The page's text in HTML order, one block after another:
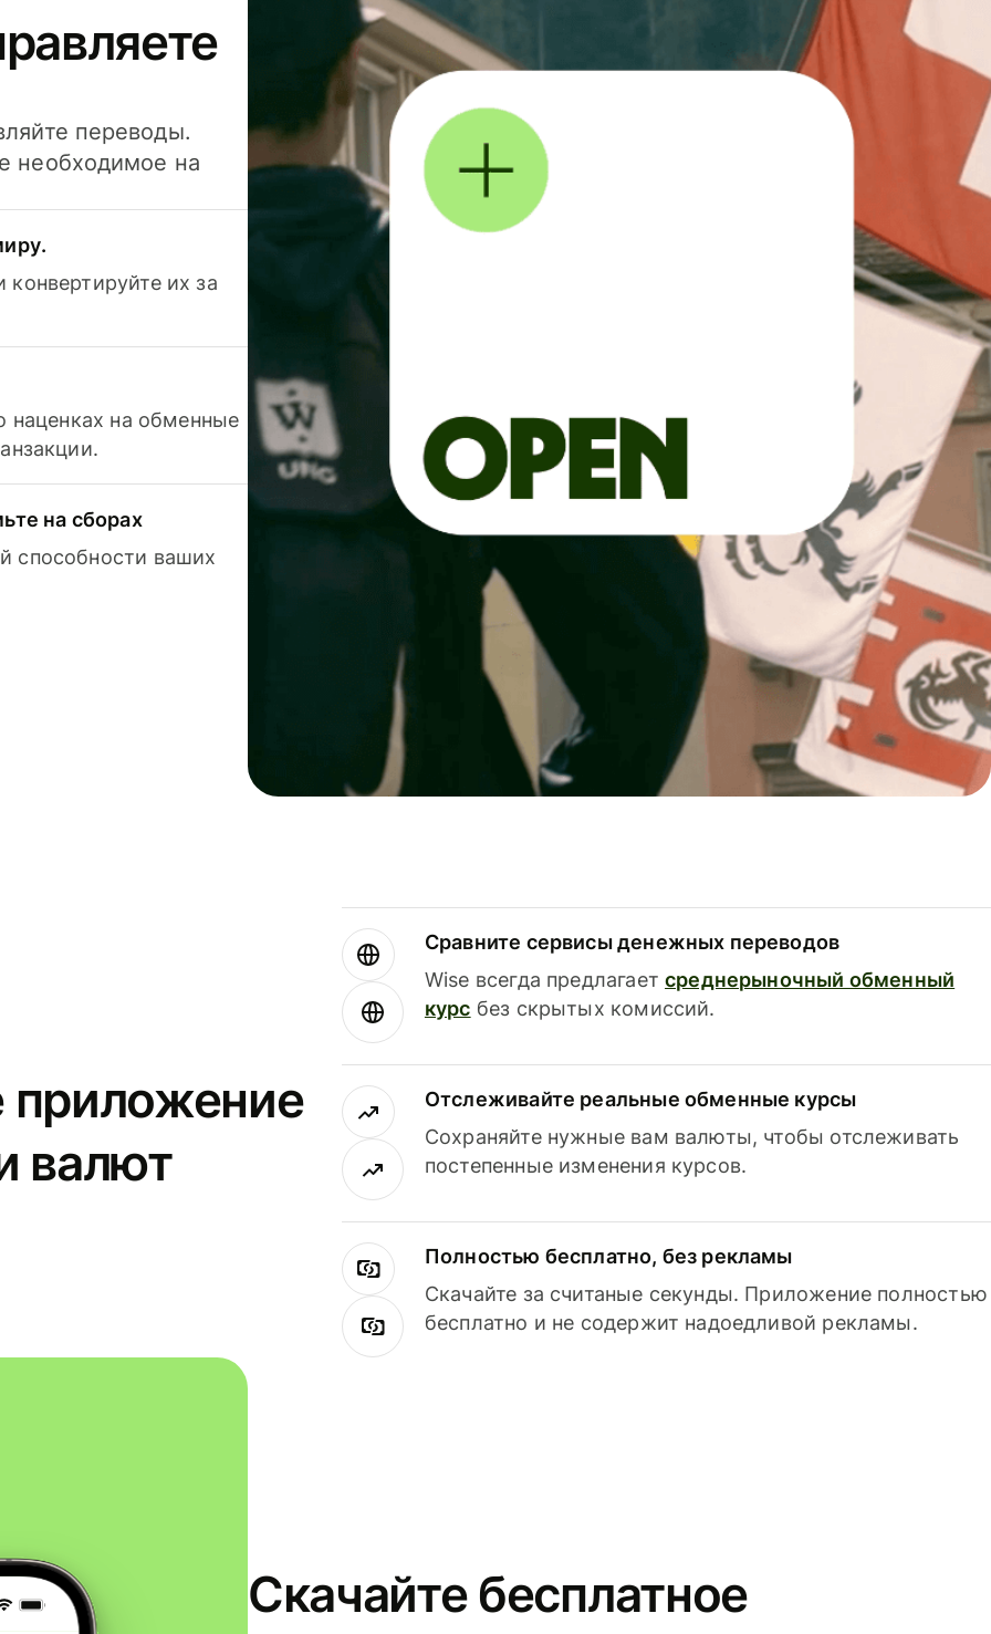
переводы.
необходимое на
их за
наценках на обменные
на сборах
способности ваших
приложение
валют
Сравните сервисы денежных переводов
Wise всегда предлагаетсреднерыночный обменный
курс без скрытых комиссий.
Отслеживайте реальные обменные курсы
Сохраняйте нужные вам валюты, чтобы отслеживать
постепенные изменения курсов.
Полностью бесплатно, без рекламы
Скачайте за считаные секунды. Приложение полностью
бесплатно и не содержит надоедливой рекламы.
Скачайте бесплатное